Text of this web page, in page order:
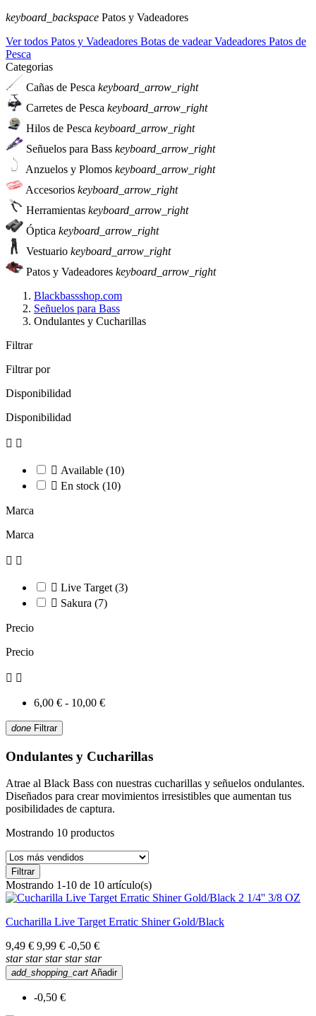
keyboard_backspace Patos y Vadeadores
Ver todos Patos y Vadeadores Botas de vadearVadeadores Patos de
Pesca
Categorias
Cañas de Pesca keyboard_arrow_right
Carretes de Pesca keyboard_arrow_right
Hilos de Pesca keyboard_arrow_right
Señuelos para Bass keyboard_arrow_right
Anzuelos y Plomos keyboard_arrow_right
Accesorios keyboard_arrow_right
Herramientas keyboard_arrow_right
Óptica keyboard_arrow_right
Vestuario keyboard_arrow_right
Patos y Vadeadores keyboard_arrow_right
Blackbassshop.com
Señuelos para Bass
Ondulantes y Cucharillas
Filtrar
Filtrar por
Disponibilidad
Disponibilidad
 
 Available (10)
 En stock (10)
Marca
Marca
 
 Live Target (3)
 Sakura (7)
Precio
Precio
 
6,00 € - 10,00 €
done Filtrar
Ondulantes y Cucharillas
Atrae al Black Bass con nuestras cucharillas y señuelos ondulantes.
Diseñados para crear movimientos irresistibles que aumentan tus
posibilidades de captura.
Mostrando 10 productos
Filtrar
Mostrando 1-10 de 10 artículo(s)
Cucharilla Live Target Erratic Shiner Gold/Black
9,49 € 9,99 € -0,50 €
star star star star star
add_shopping_cart Añadir
-0,50 €